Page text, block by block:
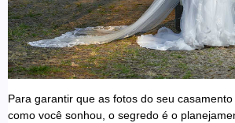
Para garantir que as fotos do seu
como você sonhou, o segredo é o